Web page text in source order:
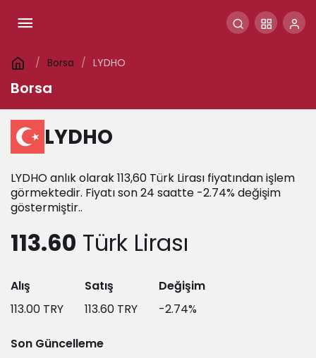
Borsa LYDHO
Borsa
LYDHO
LYDHO anlık olarak 113,60 Türk Lirası fiyatından işlem
görmektedir. Fiyatı son 24 saatte -2.74% değişim
göstermiştir..
113.60 Türk Lirası
Alış
113.00 TRY
Satış
113.60 TRY
Değişim
-2.74%
Son Güncelleme